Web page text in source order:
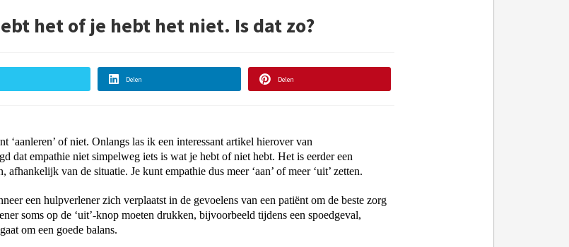
het of je hebt het niet. Is dat zo?
Delen Delen
of niet. Onlangs las ik een interessant artikel hierover van
dat empathie niet simpelweg iets is wat je hebt of niet hebt. Het is eerder een
afhankelijk van de situatie. Je kunt empathie dus meer ‘aan’ of meer ‘uit’ zetten.
een hulpverlener zich verplaatst in de gevoelens van een patiënt om de beste zorg
soms op de ‘uit’-knop moeten drukken, bijvoorbeeld tijdens een spoedgeval,
om een goede balans.